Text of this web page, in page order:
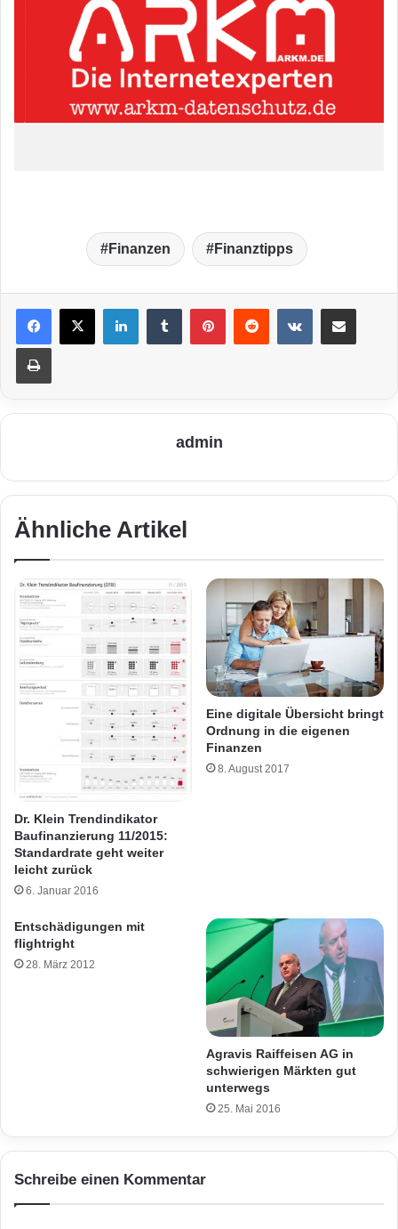
Finanzen Finanztipps
LinkedIn VKontakte
Drucken
admin
Ähnliche Artikel
Dr. Klein Trendindikator
Baufinanzierung 11/2015:
Standardrate geht weiter
leicht zurück
6. Januar 2016
Eine digitale Übersicht bringt
Ordnung in die eigenen
Finanzen
8. August 2017
Entschädigungen mit
flightright
28. März 2012
Agravis Raiffeisen AG in
schwierigen Märkten gut
unterwegs
25. Mai 2016
Schreibe einen Kommentar